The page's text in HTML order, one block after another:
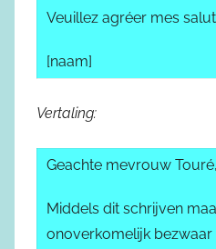
Veuillez agréer mes
[naam]
Vertaling:
Geachte mevrouw Touré,
Middels dit schrijven
onoverkomelijk